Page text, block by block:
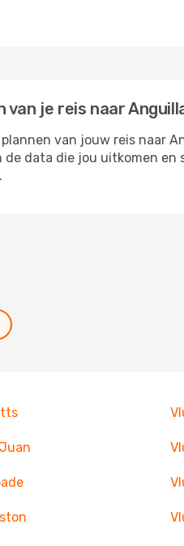
je reis naar
van jouw reis naar
de data die jou uitkomen